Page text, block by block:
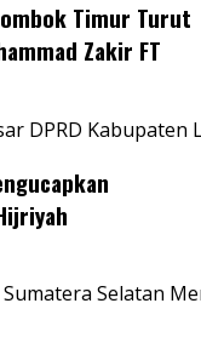
Timur Turut
Zakir FT
DPRD
Selatan